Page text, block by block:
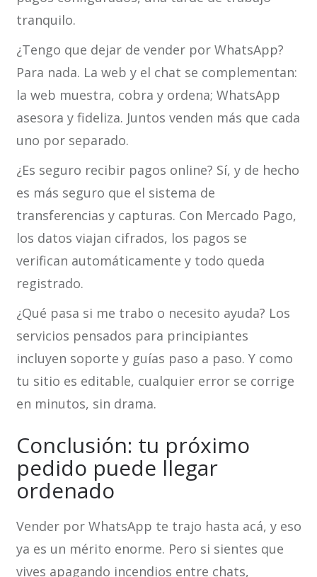
tranquilo.
¿Tengo que dejar de vender por WhatsApp?
Para nada. La web y el chat se complementan:
la web muestra, cobra y ordena; WhatsApp
asesora y fideliza. Juntos venden más que cada
uno por separado.
¿Es seguro recibir pagos online? Sí, y de hecho
es más seguro que el sistema de
transferencias y capturas. Con Mercado Pago,
los datos viajan cifrados, los pagos se
verifican automáticamente y todo queda
registrado.
¿Qué pasa si me trabo o necesito ayuda? Los
servicios pensados para principiantes
incluyen soporte y guías paso a paso. Y como
tu sitio es editable, cualquier error se corrige
en minutos, sin drama.
Conclusión: tu próximo
pedido puede llegar
ordenado
Vender por WhatsApp te trajo hasta acá, y eso
ya es un mérito enorme. Pero si sientes que
vives apagando incendios entre chats,